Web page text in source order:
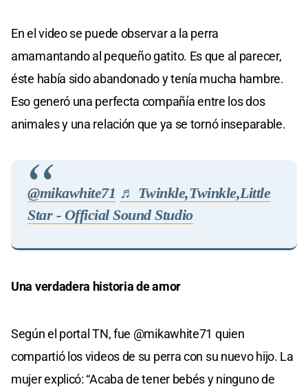
En el video se puede observar a la perra
amamantando al pequeño gatito. Es que al parecer,
éste había sido abandonado y tenía mucha hambre.
Eso generó una perfecta compañía entre los dos
animales y una relación que ya se tornó inseparable.
@mikawhite71 ♬ Twinkle,Twinkle,Little
Star - Official Sound Studio
Una verdadera historia de amor
Según el portal TN, fue @mikawhite71 quien
compartió los videos de su perra con su nuevo hijo. La
mujer explicó: “Acaba de tener bebés y ninguno de